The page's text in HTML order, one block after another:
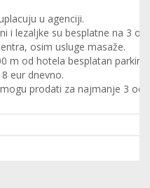
u agenciji.
i lezaljke su besplatne na 3
osim usluge masaže.
m od hotela besplatan
eur dnevno.
prodati za najmanje 3